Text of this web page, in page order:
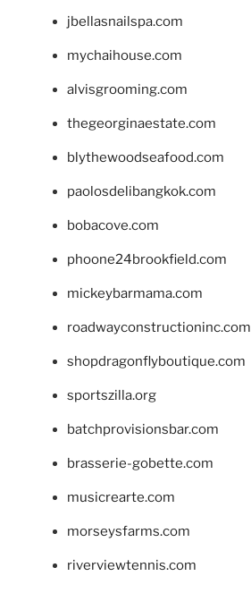
jbellasnailspa.com
mychaihouse.com
alvisgrooming.com
thegeorginaestate.com
blythewoodseafood.com
paolosdelibangkok.com
bobacove.com
phoone24brookfield.com
mickeybarmama.com
roadwayconstructioninc.com
shopdragonflyboutique.com
sportszilla.org
batchprovisionsbar.com
brasserie-gobette.com
musicrearte.com
morseysfarms.com
riverviewtennis.com